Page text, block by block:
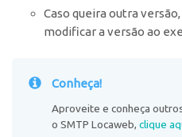
Caso queira outra
modificar a versão ao
Conheça!
Aproveite e conheça
o SMTP Locaweb, clique